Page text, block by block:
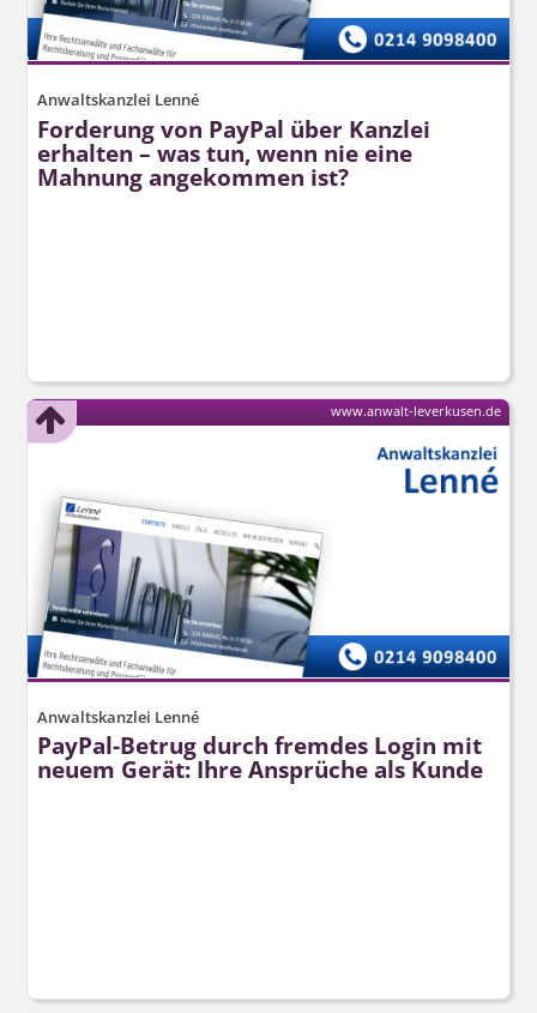
Anwaltskanzlei Lenné
Forderung von PayPal über Kanzlei
erhalten – was tun, wenn nie eine
Mahnung angekommen ist?
Anwaltskanzlei Lenné
PayPal-Betrug durch fremdes Login mit
neuem Gerät: Ihre Ansprüche als Kunde
www.anwalt-leverkusen.de